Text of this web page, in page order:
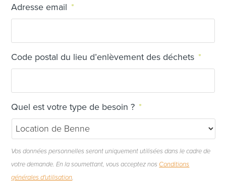
Adresse email *
Code postal du lieu d’enlèvement des déchets *
Quel est votre type de besoin ? *
Vos données personnelles seront uniquement utilisées dans le cadre de
votre demande. En la soumettant, vous acceptez nos Conditions
générales d'utilisation.